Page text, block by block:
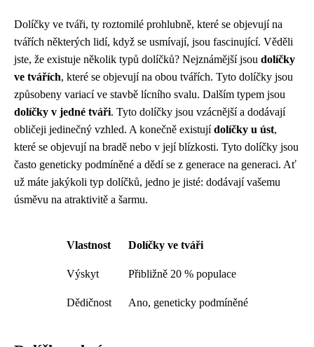
Dolíčky ve tváři, ty roztomilé prohlubně, které se objevují na
tvářích některých lidí, když se usmívají, jsou fascinující. Věděli
jste, že existuje několik typů dolíčků? Nejznámější jsou dolíčky
ve tvářích, které se objevují na obou tvářích. Tyto dolíčky jsou
způsobeny variací ve stavbě lícního svalu. Dalším typem jsou
dolíčky v jedné tváři. Tyto dolíčky jsou vzácnější a dodávají
obličeji jedinečný vzhled. A konečně existujídolíčky u úst,
které se objevují na bradě nebo v její blízkosti. Tyto dolíčky jsou
často geneticky podmíněné a dědí se z generace na generaci. Ať
už máte jakýkoli typ dolíčků, jedno je jisté: dodávají vašemu
úsměvu na atraktivitě a šarmu.
Vlastnost Dolíčky ve tváři
Výskyt Přibližně 20 % populace
Dědičnost Ano, geneticky podmíněné